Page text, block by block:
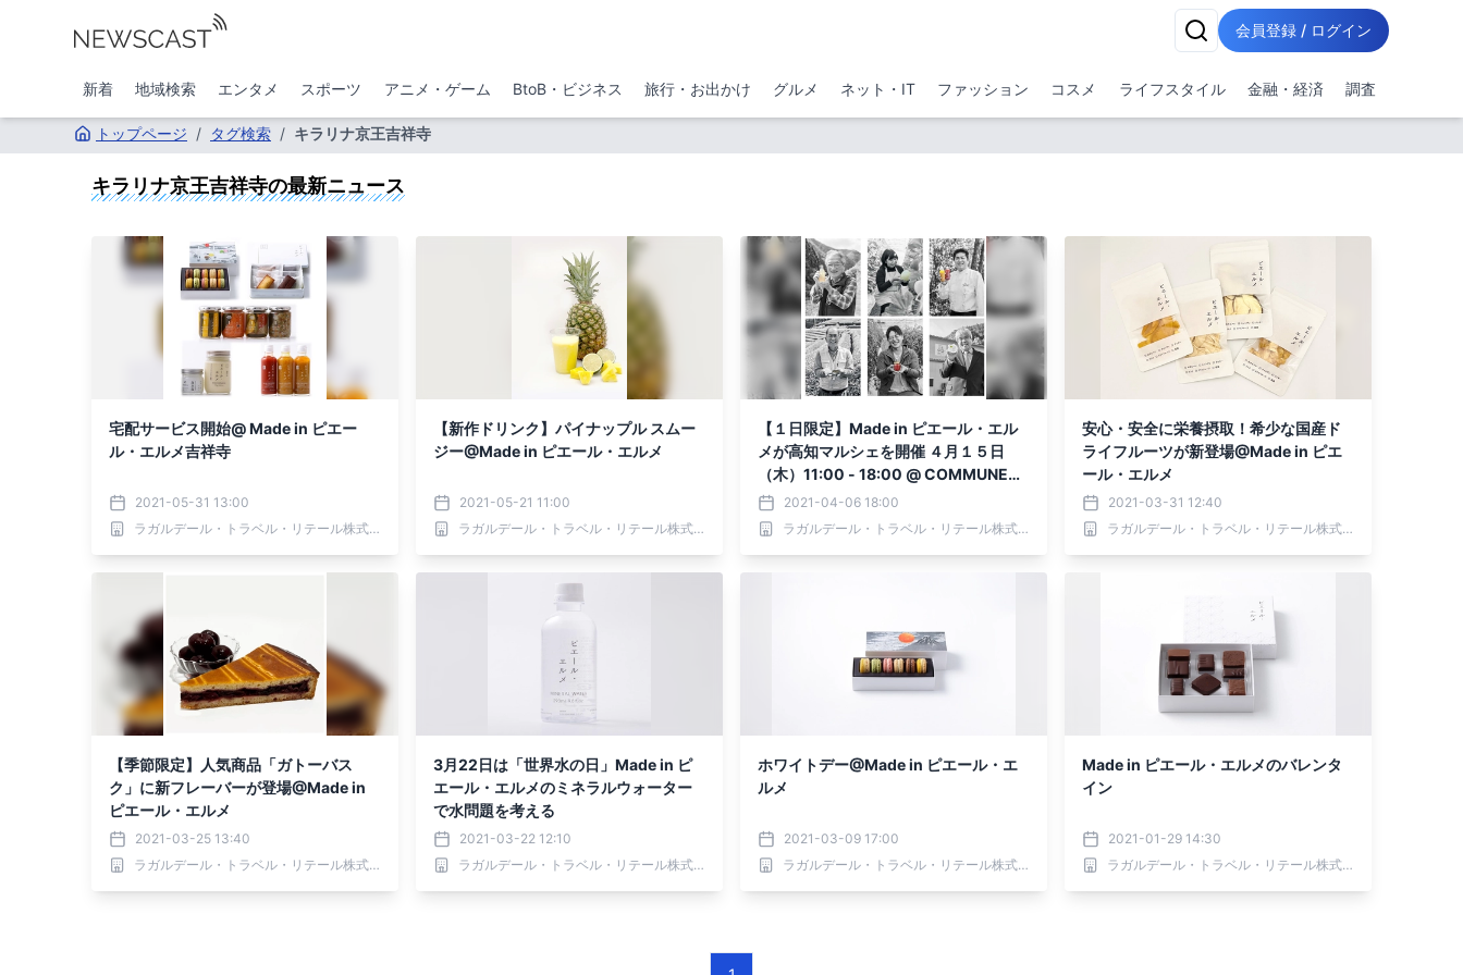
会員登録 / ログイン
新着 地域検索 エンタメ スポーツ アニメ・ゲーム BtoB・ビジネス 旅行・お出かけ グルメ ネット・IT ファッション コスメ ライフスタイル 金融・経済 調査
トップページ / タグ検索 / キラリナ京王吉祥寺
キラリナ京王吉祥寺の最新ニュース
宅配サービス開始@ Made in ピエー
ル・エルメ吉祥寺
2021-05-31 13:00
ラガルデール・トラベル・リテール株式会社
【新作ドリンク】パイナップル スムー
ジー@Made in ピエール・エルメ
2021-05-21 11:00
ラガルデール・トラベル・リテール株式会社
【１日限定】Made in ピエール・エル
メが高知マルシェを開催 ４月１５日
（木）11:00 - 18:00 @ COMMUNE表
参道2021-04-06 18:00
ラガルデール・トラベル・リテール株式会社
安心・安全に栄養摂取！希少な国産ド
ライフルーツが新登場@Made in ピエ
ール・エルメ
2021-03-31 12:40
ラガルデール・トラベル・リテール株式会社
【季節限定】人気商品「ガトーバス
ク」に新フレーバーが登場@Made in
ピエール・エルメ
2021-03-25 13:40
ラガルデール・トラベル・リテール株式会社
3月22日は「世界水の日」Made in ピ
エール・エルメのミネラルウォーター
で水問題を考える
2021-03-22 12:10
ラガルデール・トラベル・リテール株式会社
ホワイトデー@Made in ピエール・エ
ルメ
2021-03-09 17:00
ラガルデール・トラベル・リテール株式会社
Made in ピエール・エルメのバレンタ
イン
2021-01-29 14:30
ラガルデール・トラベル・リテール株式会社